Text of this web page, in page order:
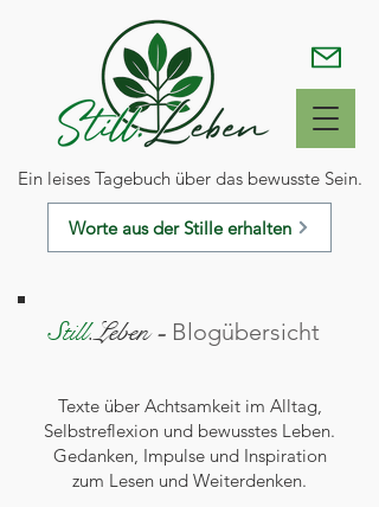
Ein leises Tagebuch über das bewusste Sein.
Worte aus der Stille erhalten
Still.Leben - Blogübersicht
Texte über Achtsamkeit im Alltag,
Selbstreflexion und bewusstes Leben.
Gedanken, Impulse und Inspiration
zum Lesen und Weiterdenken.